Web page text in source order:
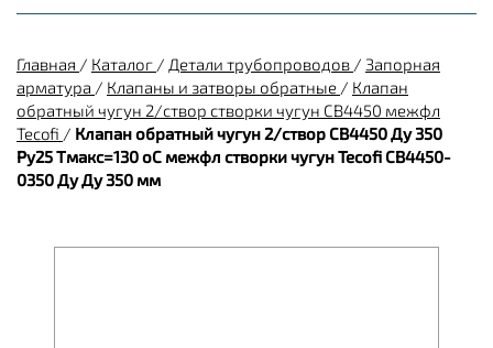
Главная / Каталог / Детали трубопроводов / Запорная
арматура / Клапаны и затворы обратные / Клапан
обратный чугун 2/створ створки чугун CB4450 межфл
Tecofi / Клапан обратный чугун 2/створ CB4450 Ду 350
Ру25 Тмакс=130 оС межфл створки чугун Tecofi CB4450-
0350 Ду Ду 350 мм